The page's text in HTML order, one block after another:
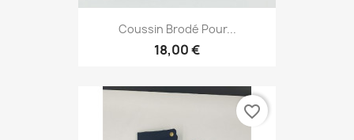
Coussin Brodé Pour...
18,00 €
favorite_border